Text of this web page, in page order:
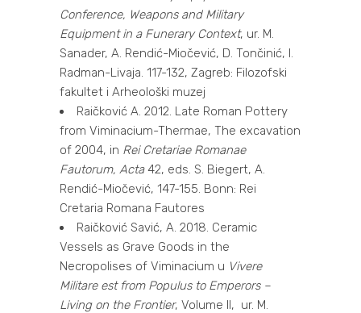
Conference, Weapons and Military
Equipment in a Funerary Context, ur. M.
Sanader, A. Rendić-Miočević, D. Tončinić, I.
Radman-Livaja. 117-132, Zagreb: Filozofski
fakultet i Arheološki muzej
Raičković A. 2012. Late Roman Pottery
from Viminacium-Thermae, The excavation
of 2004, in Rei Cretariae Romanae
Fautorum, Acta42, eds. S. Biegert, A.
Rendić-Miočević, 147-155. Bonn: Rei
Cretaria Romana Fautores
Raičković Savić, A. 2018. Ceramic
Vessels as Grave Goods in the
Necropolises of Viminacium u Vivere
Militare est from Populus to Emperors –
Living on the Frontier, Volume II, ur. M.